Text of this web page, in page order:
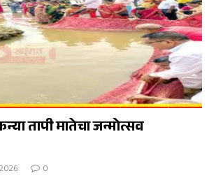
तापी मातेचा जन्मोत्सव
0